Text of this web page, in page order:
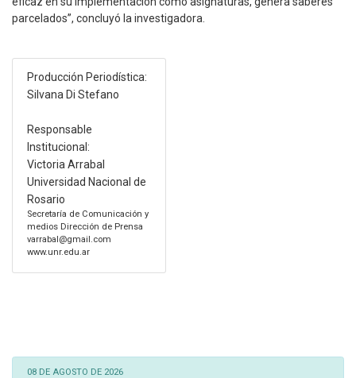
parcelados”, concluyó la investigadora.
Producción Periodística:
Silvana Di Stefano
Responsable
Institucional:
Victoria Arrabal
Universidad Nacional de
Rosario
Secretaría de Comunicación y
medios Dirección de Prensa
varrabal@gmail.com
www.unr.edu.ar
08 DE AGOSTO DE 2026